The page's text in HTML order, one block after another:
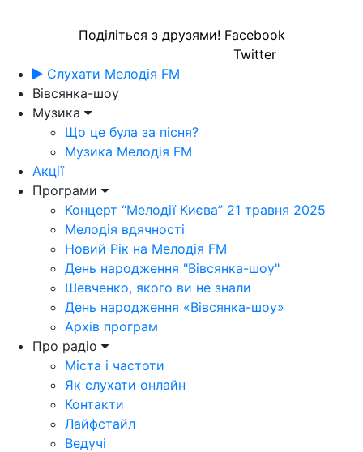
Поділіться з друзями! Facebook
Twitter
Слухати Мелодія FM
Вівсянка-шоу
Музика
Що це була за пісня?
Музика Мелодія FM
Акції
Програми
Концерт “Мелодії Києва” 21 травня 2025
Мелодія вдячності
Новий Рік на Мелодія FM
День народження "Вівсянка-шоу"
Шевченко, якого ви не знали
День народження «Вівсянка-шоу»
Архів програм
Про радіо
Міста і частоти
Як слухати онлайн
Контакти
Лайфстайл
Ведучі